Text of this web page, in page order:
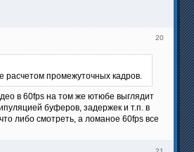
20
расчетом промежуточных кадров.
в 60fps на том же ютюбе выглядит
буферов, задержек и т.п. в
либо смотреть, а ломаное 60fps все